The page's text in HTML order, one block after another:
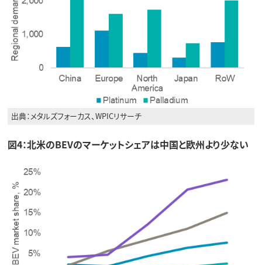
出典：メタルズフォーカス、WPICリサーチ
図4：北米のBEVのマーケットシェアは中国と欧州より少ない